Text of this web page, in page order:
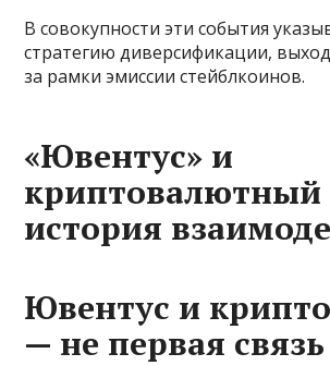
В совокупности эти события
стратегию диверсификации,
за рамки эмиссии стейблкоинов.
«Ювентус» и
криптовалютный
история
Ювентус и
— не первая связь